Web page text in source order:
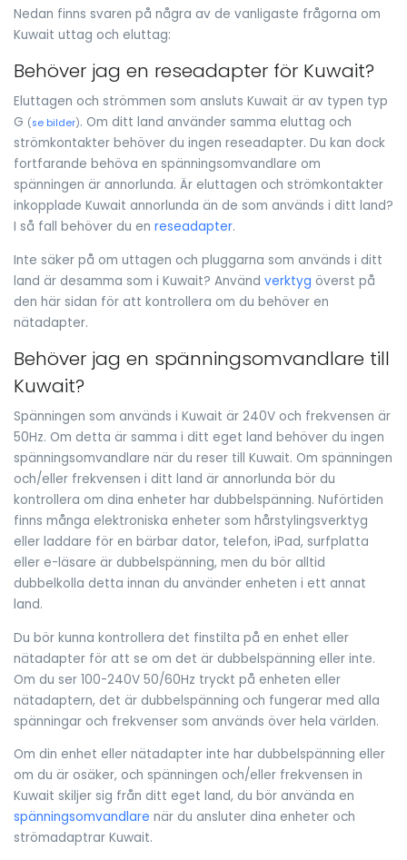
Nedan finns svaren på några av de vanligaste frågorna om
Kuwait uttag och eluttag:
Behöver jag en reseadapter för Kuwait?
Eluttagen och strömmen som ansluts Kuwait är av typen typ
G (se bilder). Om ditt land använder samma eluttag och
strömkontakter behöver du ingen reseadapter. Du kan dock
fortfarande behöva en spänningsomvandlare om
spänningen är annorlunda. Är eluttagen och strömkontakter
inkopplade Kuwait annorlunda än de som används i ditt land?
I så fall behöver du en reseadapter.
Inte säker på om uttagen och pluggarna som används i ditt
land är desamma som i Kuwait? Använd verktyg överst på
den här sidan för att kontrollera om du behöver en
nätadapter.
Behöver jag en spänningsomvandlare till
Kuwait?
Spänningen som används i Kuwait är 240V och frekvensen är
50Hz. Om detta är samma i ditt eget land behöver du ingen
spänningsomvandlare när du reser till Kuwait. Om spänningen
och/eller frekvensen i ditt land är annorlunda bör du
kontrollera om dina enheter har dubbelspänning. Nuförtiden
finns många elektroniska enheter som hårstylingsverktyg
eller laddare för en bärbar dator, telefon, iPad, surfplatta
eller e-läsare är dubbelspänning, men du bör alltid
dubbelkolla detta innan du använder enheten i ett annat
land.
Du bör kunna kontrollera det finstilta på en enhet eller
nätadapter för att se om det är dubbelspänning eller inte.
Om du ser 100-240V 50/60Hz tryckt på enheten eller
nätadaptern, det är dubbelspänning och fungerar med alla
spänningar och frekvenser som används över hela världen.
Om din enhet eller nätadapter inte har dubbelspänning eller
om du är osäker, och spänningen och/eller frekvensen in
Kuwait skiljer sig från ditt eget land, du bör använda en
spänningsomvandlare när du ansluter dina enheter och
strömadaptrar Kuwait.